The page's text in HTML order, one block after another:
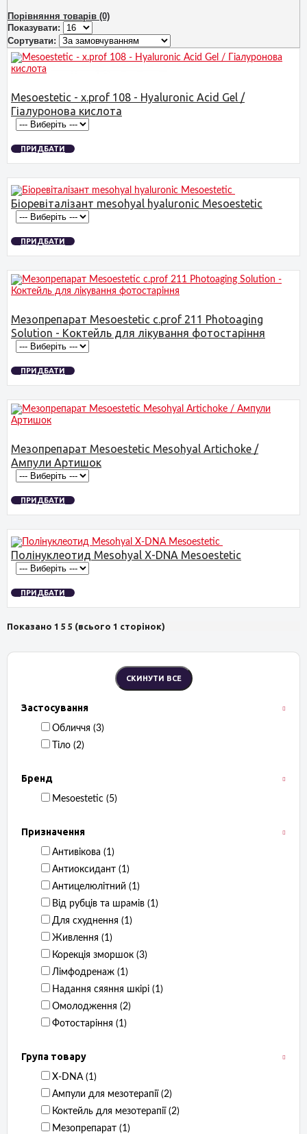
Застосування
Обличчя ‏ (3)
Тіло ‏ (2)
Бренд
Mesoestetic ‏ (5)
Призначення
Антивікова ‏ (1)
Антиоксидант ‏ (1)
Антицелюлітний ‏ (1)
Від рубців та шрамів ‏ (1)
Для схуднення ‏ (1)
Живлення ‏ (1)
Корекція зморшок ‏ (3)
Лімфодренаж ‏ (1)
Надання сяяння шкірі ‏ (1)
Омолодження ‏ (2)
Фотостаріння ‏ (1)
Група товару
X-DNA ‏ (1)
Ампули для мезотерапії ‏ (2)
Коктейль для мезотерапії ‏ (2)
Мезопрепарат ‏ (1)
Порівняння товарів (0)
Показувати:
Сортувати:
Mesoestetic - x.prof 108 - Hyaluronic Acid Gel /
Гіалуронова кислота
ПРИДБАТИ
Біоревіталізант mesohyal hyaluronic Mesoestetic
ПРИДБАТИ
Мезопрепарат Mesoestetic c.prof 211 Photoaging
Solution - Коктейль для лікування фотостаріння
ПРИДБАТИ
Мезопрепарат Mesoestetic Mesohyal Artichoke /
Ампули Артишок
ПРИДБАТИ
Полінуклеотид Mesohyal X-DNA Mesoestetic
ПРИДБАТИ
Показано 1 5 5 (всього 1 сторінок)